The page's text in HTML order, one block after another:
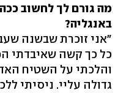
מה גורם לך לחשוב
באנגליה?
"אני זוכרת שבשנה
כל כך קשה שאיבדתי
והלכתי על השטיח
גדולה עליי. ניסיתי